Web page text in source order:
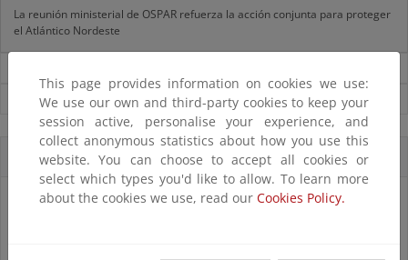
La reunión ministerial de OSPAR refuerza la acción conjunta para proteger
el Atlántico Nordeste
Ver todas las noticias
Accesos directos
This page provides information on cookies we use:
We use our own and third-party cookies to keep your
session active, personalise your experience, and
collect anonymous statistics about how you use this
website. You can choose to accept all cookies or
select which types you'd like to allow. To learn more
about the cookies we use, read our Cookies Policy.